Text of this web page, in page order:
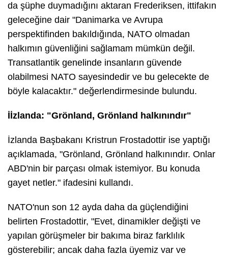
da şüphe duymadığını aktaran Frederiksen, ittifakın
geleceğine dair "Danimarka ve Avrupa
perspektifinden bakıldığında, NATO olmadan
halkımın güvenliğini sağlamam mümkün değil.
Transatlantik genelinde insanların güvende
olabilmesi NATO sayesindedir ve bu gelecekte de
böyle kalacaktır." değerlendirmesinde bulundu.
İİzlanda: "Grönland, Grönland halkınındır"
İzlanda Başbakanı Kristrun Frostadottir ise yaptığı
açıklamada, "Grönland, Grönland halkınındır. Onlar
ABD'nin bir parçası olmak istemiyor. Bu konuda
gayet netler." ifadesini kullandı.
NATO'nun son 12 ayda daha da güçlendiğini
belirten Frostadottir, "Evet, dinamikler değişti ve
yapılan görüşmeler bir bakıma biraz farklılık
gösterebilir; ancak daha fazla üyemiz var ve